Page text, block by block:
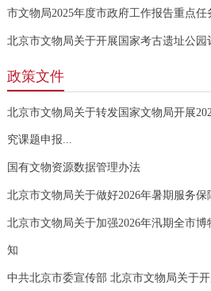
市文物局2025年度市政府工作报告重点
北京市文物局关于开展国家考古遗址公园
政策文件
北京市文物局关于转发国家文物局开展
究课题申报...
国有文物资源数据管理办法
北京市文物局关于做好2026年暑期服务保
北京市文物局关于加强2026年汛期全市
知
中共北京市委宣传部 北京市文物局关于